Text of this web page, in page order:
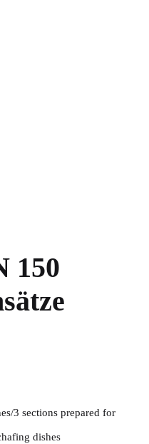
150
3 sections prepared for
dishes